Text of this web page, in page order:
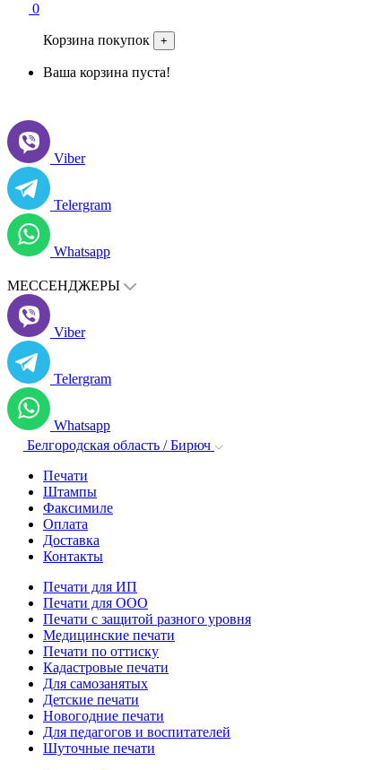
0
Корзина покупок +
Ваша корзина пуста!
Viber
Telergram
Whatsapp
МЕССЕНДЖЕРЫ
Viber
Telergram
Whatsapp
Белгородская область / Бирюч
Печати
Штампы
Факсимиле
Оплата
Доставка
Контакты
Печати для ИП
Печати для ООО
Печати с защитой разного уровня
Медицинские печати
Печати по оттиску
Кадастровые печати
Для самозанятых
Детские печати
Новогодние печати
Для педагогов и воспитателей
Шуточные печати